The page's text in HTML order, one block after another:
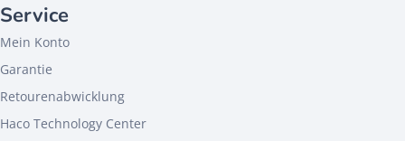
Service
Mein Konto
Garantie
Retourenabwicklung
Haco Technology Center